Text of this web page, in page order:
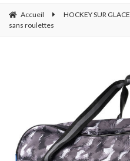
Accueil HOCKEY SUR GLACE
sans roulettes